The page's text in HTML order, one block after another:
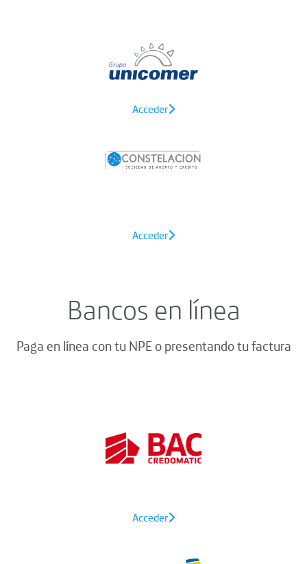
Acceder
Acceder
Bancos en línea
Paga en línea con tu NPE o presentando tu factura
Acceder